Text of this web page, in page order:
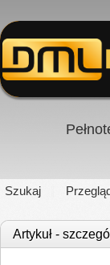
Szukaj
Artykuł -